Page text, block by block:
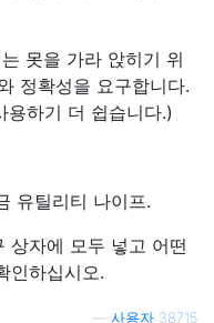
못을 가라 앉히기 위
정확성을 요구합니다.
용하기 더 쉽습니다.)
유틸리티 나이프.
상자에 모두 넣고 어떤
인하십시오.
사용자 38715